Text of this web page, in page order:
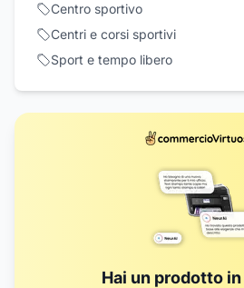
Centro sportivo
Centri e corsi sportivi
Sport e tempo libero
Hai un prodotto